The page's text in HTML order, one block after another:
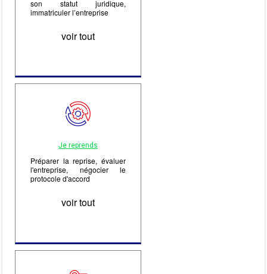
son statut juridique,
immatriculer l’entreprise
voir tout
Je reprends
Préparer la reprise, évaluer
l'entreprise, négocier le
protocole d'accord
voir tout